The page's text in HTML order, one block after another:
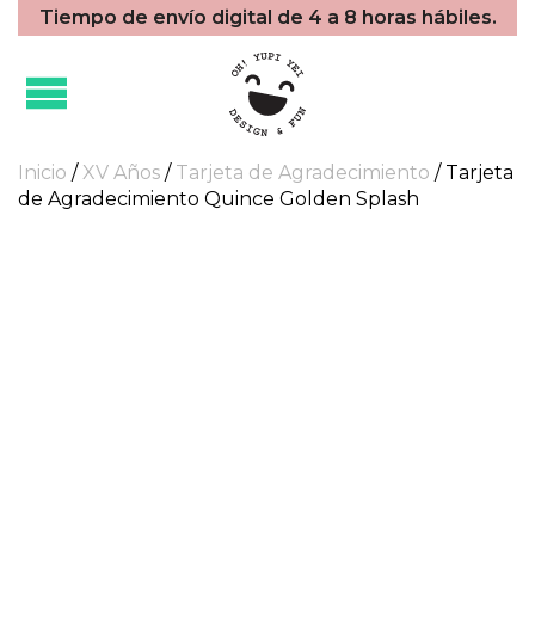
Tiempo de envío digital de 4 a 8 horas hábiles.
Inicio / XV Años / Tarjeta de Agradecimiento / Tarjeta
de Agradecimiento Quince Golden Splash